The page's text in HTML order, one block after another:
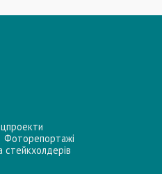
Фоторепортажі
стейкхолдерiв